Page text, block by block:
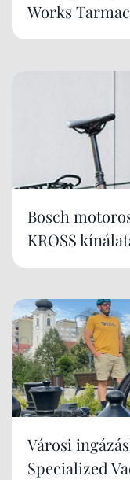
Works
Bosch
KROSS
Városi
Specialized